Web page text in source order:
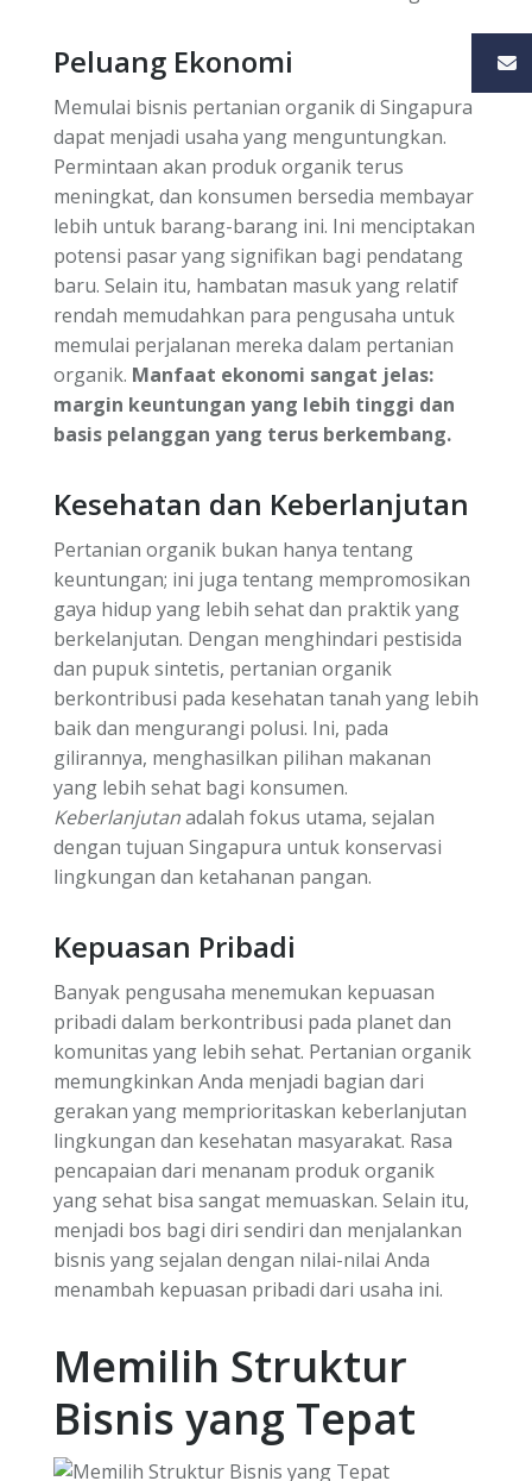
Peluang Ekonomi
Memulai bisnis pertanian organik di Singapura
dapat menjadi usaha yang menguntungkan.
Permintaan akan produk organik terus
meningkat, dan konsumen bersedia membayar
lebih untuk barang-barang ini. Ini menciptakan
potensi pasar yang signifikan bagi pendatang
baru. Selain itu, hambatan masuk yang relatif
rendah memudahkan para pengusaha untuk
memulai perjalanan mereka dalam pertanian
organik. Manfaat ekonomi sangat jelas:
margin keuntungan yang lebih tinggi dan
basis pelanggan yang terus berkembang.
Kesehatan dan Keberlanjutan
Pertanian organik bukan hanya tentang
keuntungan; ini juga tentang mempromosikan
gaya hidup yang lebih sehat dan praktik yang
berkelanjutan. Dengan menghindari pestisida
dan pupuk sintetis, pertanian organik
berkontribusi pada kesehatan tanah yang lebih
baik dan mengurangi polusi. Ini, pada
gilirannya, menghasilkan pilihan makanan
yang lebih sehat bagi konsumen.
Keberlanjutanadalah fokus utama, sejalan
dengan tujuan Singapura untuk konservasi
lingkungan dan ketahanan pangan.
Kepuasan Pribadi
Banyak pengusaha menemukan kepuasan
pribadi dalam berkontribusi pada planet dan
komunitas yang lebih sehat. Pertanian organik
memungkinkan Anda menjadi bagian dari
gerakan yang memprioritaskan keberlanjutan
lingkungan dan kesehatan masyarakat. Rasa
pencapaian dari menanam produk organik
yang sehat bisa sangat memuaskan. Selain itu,
menjadi bos bagi diri sendiri dan menjalankan
bisnis yang sejalan dengan nilai-nilai Anda
menambah kepuasan pribadi dari usaha ini.
Memilih Struktur
Bisnis yang Tepat